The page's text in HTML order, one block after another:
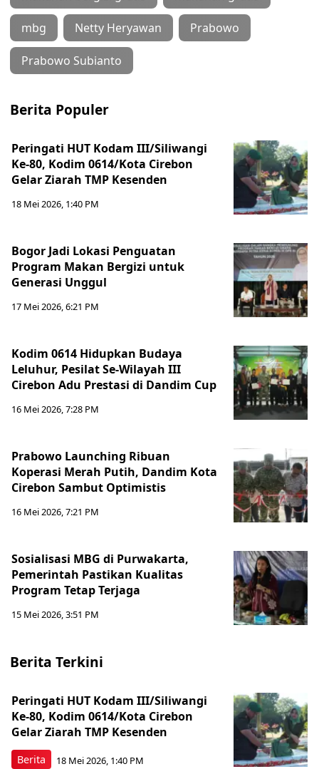
mbg Netty Heryawan Prabowo
Prabowo Subianto
Berita Populer
Peringati HUT Kodam III/Siliwangi
Ke-80, Kodim 0614/Kota Cirebon
Gelar Ziarah TMP Kesenden
18 Mei 2026, 1:40 PM
Bogor Jadi Lokasi Penguatan
Program Makan Bergizi untuk
Generasi Unggul
17 Mei 2026, 6:21 PM
Kodim 0614 Hidupkan Budaya
Leluhur, Pesilat Se-Wilayah III
Cirebon Adu Prestasi di Dandim Cup
16 Mei 2026, 7:28 PM
Prabowo Launching Ribuan
Koperasi Merah Putih, Dandim Kota
Cirebon Sambut Optimistis
16 Mei 2026, 7:21 PM
Sosialisasi MBG di Purwakarta,
Pemerintah Pastikan Kualitas
Program Tetap Terjaga
15 Mei 2026, 3:51 PM
Berita Terkini
Berita
Peringati HUT Kodam III/Siliwangi
Ke-80, Kodim 0614/Kota Cirebon
Gelar Ziarah TMP Kesenden
18 Mei 2026, 1:40 PM